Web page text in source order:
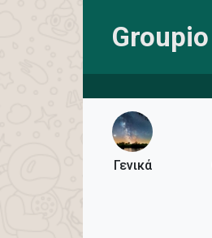
Groupio
Γενικά